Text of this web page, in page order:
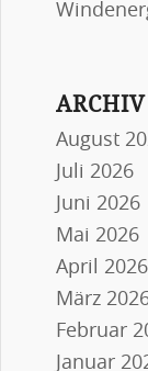
ARCHIV
August
Juli 2026
Juni 2026
Mai 2026
April 2026
März
Februar
Januar